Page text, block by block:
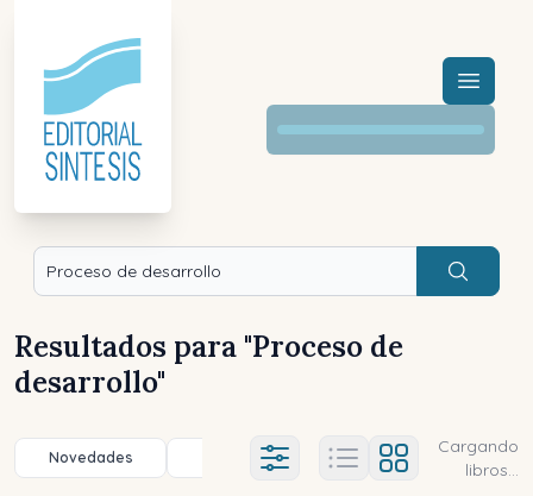
Menú
Buscar
Resultados para "Proceso de
desarrollo"
Novedades Título (a-z) Título (z-a)
Ajustes abierto
Cargando
libros...